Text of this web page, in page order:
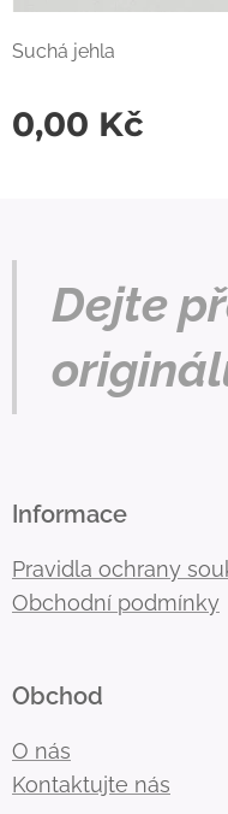
Suchá jehla
0,00 Kč
Dejte
Informace
Pravidla ochrany
Obchodní podmínky
Obchod
O nás
Kontaktujte nás